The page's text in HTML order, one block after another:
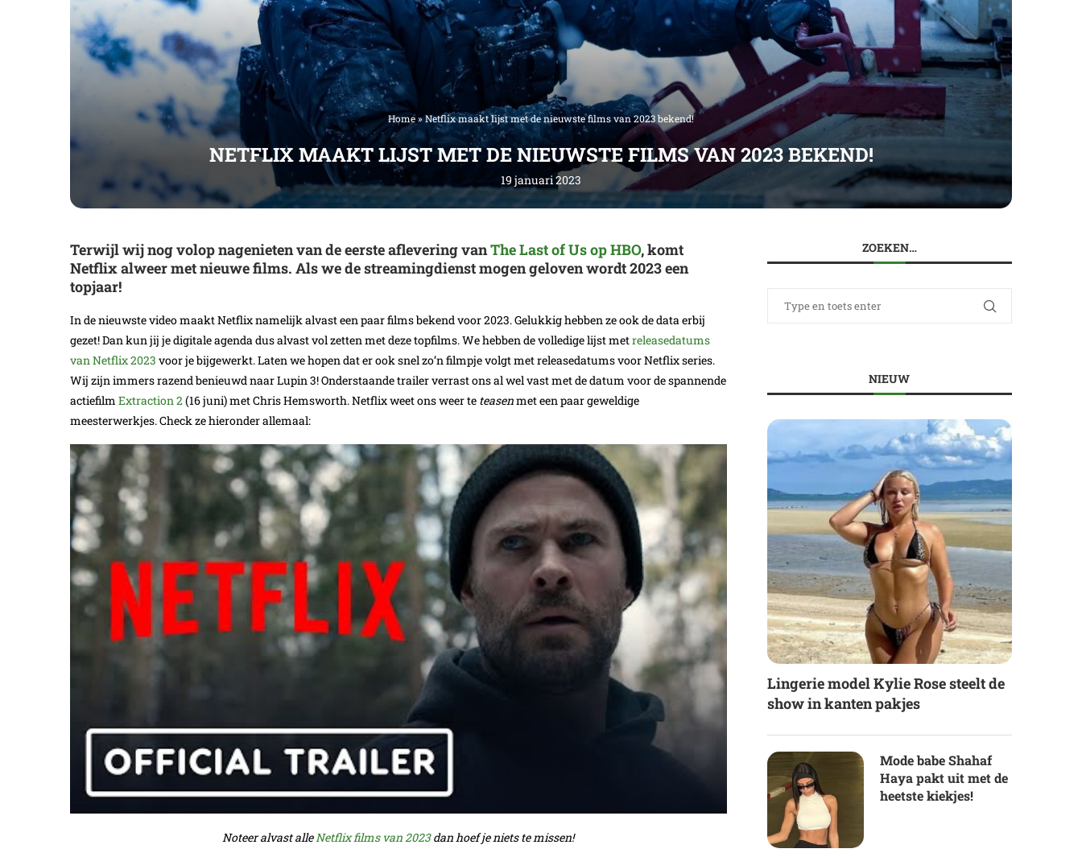
Home»Netflix maakt lijst met de nieuwste films van 2023 bekend!
NETFLIX MAAKT LIJST MET DE NIEUWSTE FILMS VAN 2023 BEKEND!
19 januari 2023
Terwijl wij nog volop nagenieten van de eerste aflevering vanThe Last of Us op HBO, komt
Netflix alweer met nieuwe films. Als we de streamingdienst mogen geloven wordt 2023 een
topjaar!
In de nieuwste video maakt Netflix namelijk alvast een paar films bekend voor 2023. Gelukkig hebben ze ook de data erbij
gezet! Dan kun jij je digitale agenda dus alvast vol zetten met deze topfilms. We hebben de volledige lijst metreleasedatums
van Netflix 2023 voor je bijgewerkt. Laten we hopen dat er ook snel zo’n filmpje volgt met releasedatums voor Netflix series.
Wij zijn immers razend benieuwd naar Lupin 3! Onderstaande trailer verrast ons al wel vast met de datum voor de spannende
actiefilm Extraction 2 (16 juni) met Chris Hemsworth. Netflix weet ons weer te teasenmet een paar geweldige
meesterwerkjes. Check ze hieronder allemaal:
Noteer alvast alle Netflix films van 2023dan hoef je niets te missen!
ZOEKEN…
NIEUW
Lingerie model Kylie Rose steelt de
show in kanten pakjes
Mode babe Shahaf
Haya pakt uit met de
heetste kiekjes!